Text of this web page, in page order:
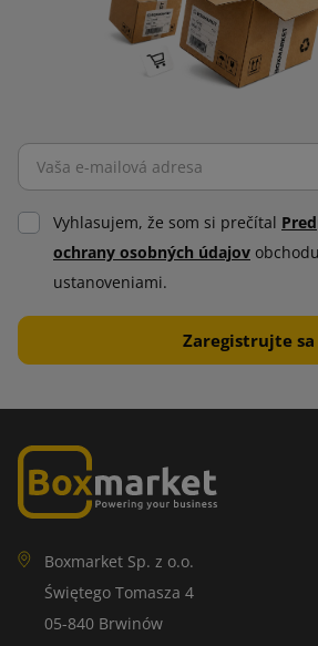
Vyhlasujem, že som si prečítal
ochrany osobných údajov
ustanoveniami.
Boxmarket Sp. z o.o.
Świętego Tomasza 4
05-840 Brwinów